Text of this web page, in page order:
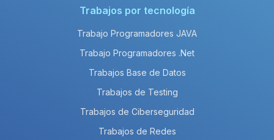
Trabajos por tecnología
Trabajo Programadores JAVA
Trabajo Programadores .Net
Trabajos Base de Datos
Trabajos de Testing
Trabajos de Ciberseguridad
Trabajos de Redes